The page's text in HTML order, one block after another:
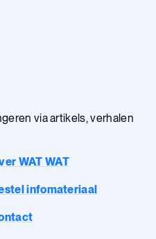
via artikels, verhalen
WAT WAT
infomateriaal